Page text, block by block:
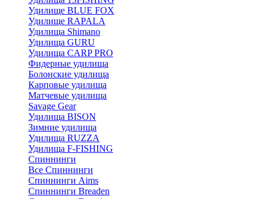
Удилище BLUE FOX
Удилище RAPALA
Удилища Shimano
Удилища GURU
Удилища CARP PRO
Фидерные удилища
Болонские удилища
Карповые удилища
Матчевые удилища
Savage Gear
Удилища BISON
Зимние удилища
Удилища RUZZA
Удилища F-FISHING
Спиннинги
Все Спиннинги
Спиннинги Aims
Спиннинги Breaden